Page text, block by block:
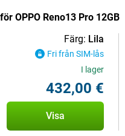
OPPO Reno13 Pro 12GB
Färg: Lila
Fri från SIM-lås
I lager
432,00 €
Visa